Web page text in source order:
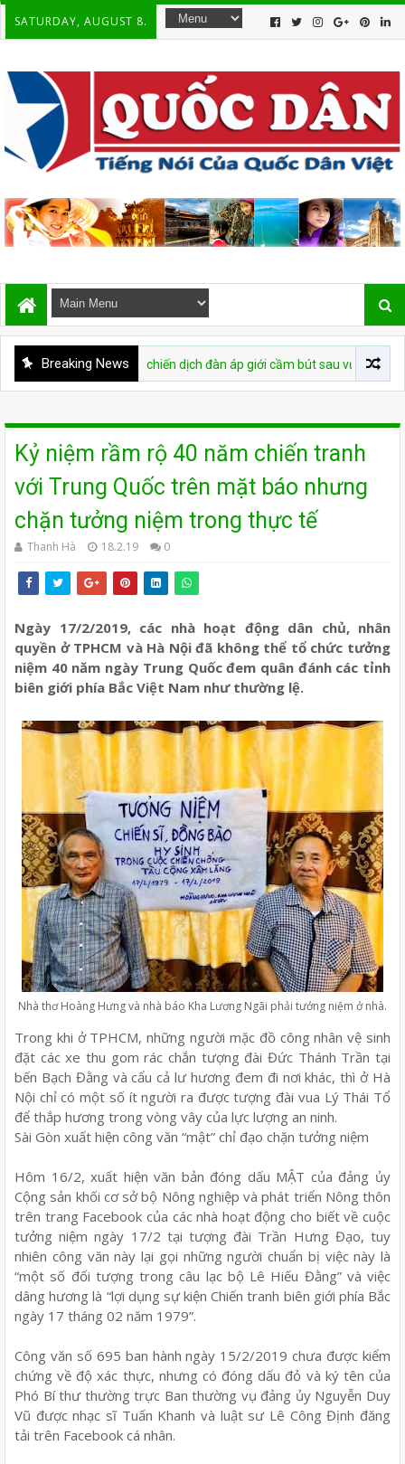
SATURDAY, AUGUST 8.
Breaking News
buộc tái diễn chiến dịch đàn áp giới cầm bút sau vụ bắt giữ tác giả
Kỷ niệm rầm rộ 40 năm chiến tranh
với Trung Quốc trên mặt báo nhưng
chặn tưởng niệm trong thực tế
Thanh Hà 18.2.19 0
Ngày 17/2/2019, các nhà hoạt động dân chủ, nhân
quyền ở TPHCM và Hà Nội đã không thể tổ chức tưởng
niệm 40 năm ngày Trung Quốc đem quân đánh các tỉnh
biên giới phía Bắc Việt Nam như thường lệ.
Nhà thơ Hoàng Hưng và nhà báo Kha Lương Ngãi phải tưởng niệm ở nhà.
Trong khi ở TPHCM, những người mặc đồ công nhân vệ sinh
đặt các xe thu gom rác chắn tượng đài Đức Thánh Trần tại
bến Bạch Đằng và cẩu cả lư hương đem đi nơi khác, thì ở Hà
Nội chỉ có một số ít người ra được tượng đài vua Lý Thái Tổ
để thắp hương trong vòng vây của lực lượng an ninh.
Sài Gòn xuất hiện công văn “mật” chỉ đạo chặn tưởng niệm
Hôm 16/2, xuất hiện văn bản đóng dấu MẬT của đảng ủy
Cộng sản khối cơ sở bộ Nông nghiệp và phát triển Nông thôn
trên trang Facebook của các nhà hoạt động cho biết về cuộc
tưởng niệm ngày 17/2 tại tượng đài Trần Hưng Đạo, tuy
nhiên công văn này lại gọi những người chuẩn bị việc này là
“một số đối tượng trong câu lạc bộ Lê Hiếu Đằng” và việc
dâng hương là “lợi dụng sự kiện Chiến tranh biên giới phía Bắc
ngày 17 tháng 02 năm 1979”.
Công văn số 695 ban hành ngày 15/2/2019 chưa được kiểm
chứng về độ xác thực, nhưng có đóng dấu đỏ và ký tên của
Phó Bí thư thường trực Ban thường vụ đảng ủy Nguyễn Duy
Vũ được nhạc sĩ Tuấn Khanh và luật sư Lê Công Định đăng
tải trên Facebook cá nhân.